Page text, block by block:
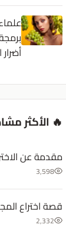
🔥 الأكثر
مقدمة عن
3,598
قصة اختراع
2,332